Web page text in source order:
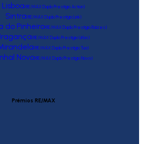
Lisboa(RE/MAX Duplo Prestígio Action)
Sintra(RE/MAX Duplo Prestígio Link)
do Pinheiro(RE/MAX Duplo Prestígio Raízes)
(RE/MAX Duplo Prestígio Urbis)
(RE/MAX Duplo Prestígio Tua)
Novo(RE/MAX Duplo Prestígio Novo)
Prémios RE/MAX